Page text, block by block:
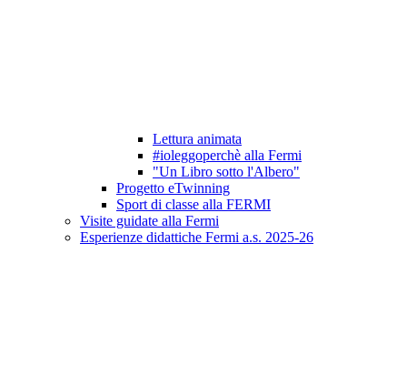
Lettura animata
#ioleggoperchè alla Fermi
"Un Libro sotto l'Albero"
Progetto eTwinning
Sport di classe alla FERMI
Visite guidate alla Fermi
Esperienze didattiche Fermi a.s. 2025-26